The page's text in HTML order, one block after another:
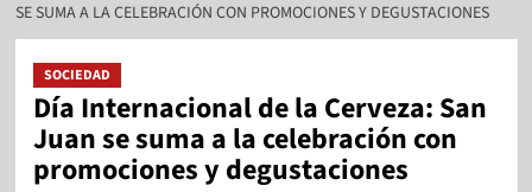
SE SUMA A LA CELEBRACIÓN CON PROMOCIONES Y DEGUSTACIONES
SOCIEDAD
Día Internacional de la Cerveza: San
Juan se suma a la celebración con
promociones y degustaciones